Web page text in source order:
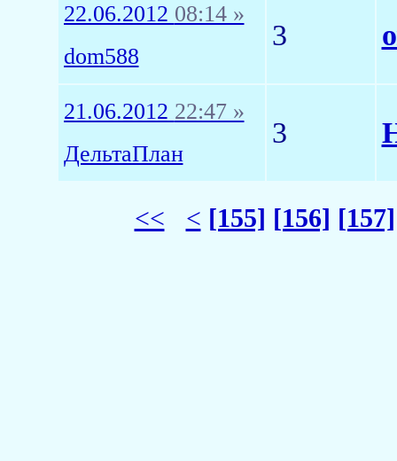
22.06.2012 08:14 »
dom588
3
21.06.2012 22:47 »
ДельтаПлан
3
<< < [155] [156] [157]